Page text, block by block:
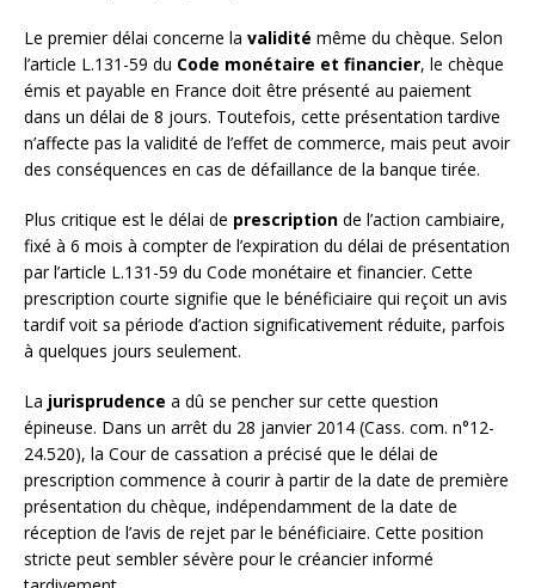
Le premier délai concerne la validité même du chèque. Selon
l’article L.131-59 du Code monétaire et financier, le chèque
émis et payable en France doit être présenté au paiement
dans un délai de 8 jours. Toutefois, cette présentation tardive
n’affecte pas la validité de l’effet de commerce, mais peut avoir
des conséquences en cas de défaillance de la banque tirée.
Plus critique est le délai de prescription de l’action cambiaire,
fixé à 6 mois à compter de l’expiration du délai de présentation
par l’article L.131-59 du Code monétaire et financier. Cette
prescription courte signifie que le bénéficiaire qui reçoit un avis
tardif voit sa période d’action significativement réduite, parfois
à quelques jours seulement.
La jurisprudence a dû se pencher sur cette question
épineuse. Dans un arrêt du 28 janvier 2014 (Cass. com. n°12-
24.520), la Cour de cassation a précisé que le délai de
prescription commence à courir à partir de la date de première
présentation du chèque, indépendamment de la date de
réception de l’avis de rejet par le bénéficiaire. Cette position
stricte peut sembler sévère pour le créancier informé